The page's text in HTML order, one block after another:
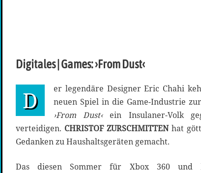
Digitales | Games: ›From Dust‹
D
er legendäre Designer Eric Chahi
neuen Spiel in die Game-Industrie
›From Dust‹ein Insulaner-Volk
verteidigen. CHRISTOF ZURSCHMITTENhat
Gedanken zu Haushaltsgeräten gemacht.
Das diesen Sommer für Xbox 360 und